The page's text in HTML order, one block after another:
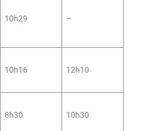
10h29 –
10h16 12h10
8h30 10h30